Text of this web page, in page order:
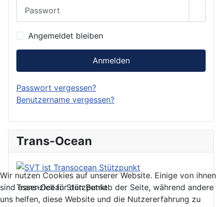
Angemeldet bleiben
Anmelden
Passwort vergessen?
Benutzername vergessen?
Trans-Ocean
Trans-Ocean Stützpunkt
Wir nutzen Cookies auf unserer Website. Einige von ihnen
sind essenziell für den Betrieb der Seite, während andere
uns helfen, diese Website und die Nutzererfahrung zu